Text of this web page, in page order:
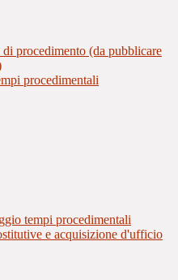
procedimento (da pubblicare
procedimentali
tempi procedimentali
e acquisizione d'ufficio